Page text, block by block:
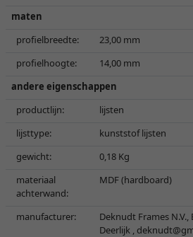
maten
profielbreedte:
23,00 mm
profielhoogte:
14,00 mm
andere eigenschappen
productlijn:
lijsten
lijsttype:
kunststof lijsten
gewicht:
0,18 Kg
materiaal
achterwand:
MDF (hardboard)
manufacturer:
Deknudt Frames N.V.,
Deerlijk ,